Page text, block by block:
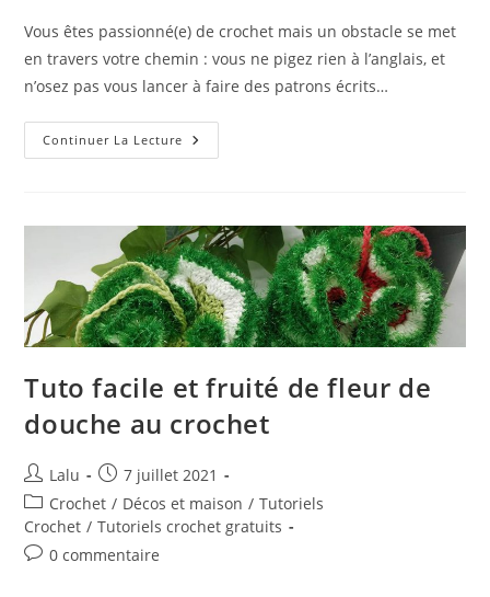
la
publication :
Vous êtes passionné(e) de crochet mais un obstacle se met
en travers votre chemin : vous ne pigez rien à l’anglais, et
n’osez pas vous lancer à faire des patrons écrits…
Continuer La Lecture Apprendre
Les
En
Un
Tableau
Tuto facile et fruité de fleur de
douche au crochet
Auteur/autrice
de
la
publication :
Lalu
Publication
publiée :
7 juillet 2021
Post
category:
Crochet / Décos et maison / Tutoriels
Crochet / Tutoriels crochet gratuits
Commentaires
0 commentaire